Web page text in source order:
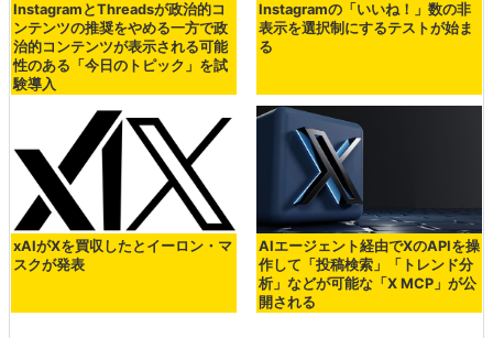
InstagramとThreadsが政治的コ
ンテンツの推奨をやめる一方で政
治的コンテンツが表示される可能
性のある「今日のトピック」を試
験導入
Instagramの「いいね！」数の非
表示を選択制にするテストが始ま
る
xAIがXを買収したとイーロン・マ
スクが発表
AIエージェント経由でXのAPIを操
作して「投稿検索」「トレンド分
析」などが可能な「X MCP」が公
開される